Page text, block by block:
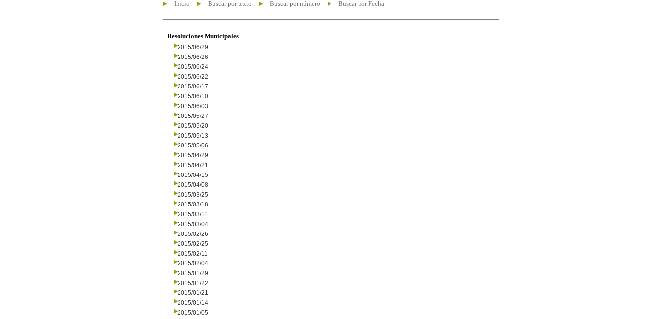
Inicio Buscar por texto Buscar por número Buscar por Fecha
Resoluciones Municipales
2015/06/29
2015/06/26
2015/06/24
2015/06/22
2015/06/17
2015/06/10
2015/06/03
2015/05/27
2015/05/20
2015/05/13
2015/05/06
2015/04/29
2015/04/21
2015/04/15
2015/04/08
2015/03/25
2015/03/18
2015/03/11
2015/03/04
2015/02/26
2015/02/25
2015/02/11
2015/02/04
2015/01/29
2015/01/22
2015/01/21
2015/01/14
2015/01/05